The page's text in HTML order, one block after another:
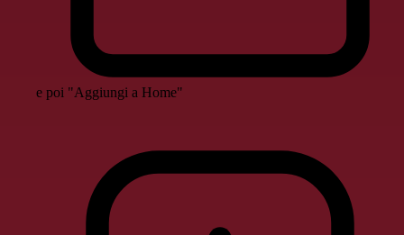
e poi "Aggiungi a Home"